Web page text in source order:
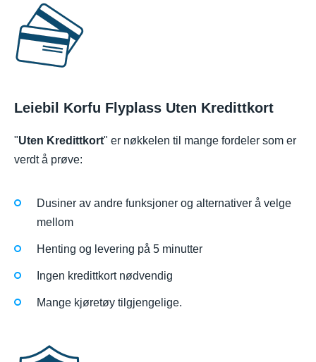
Leiebil Korfu Flyplass Uten Kredittkort
"Uten Kredittkort" er nøkkelen til mange fordeler som er
verdt å prøve:
Dusiner av andre funksjoner og alternativer å velge
mellom
Henting og levering på 5 minutter
Ingen kredittkort nødvendig
Mange kjøretøy tilgjengelige.